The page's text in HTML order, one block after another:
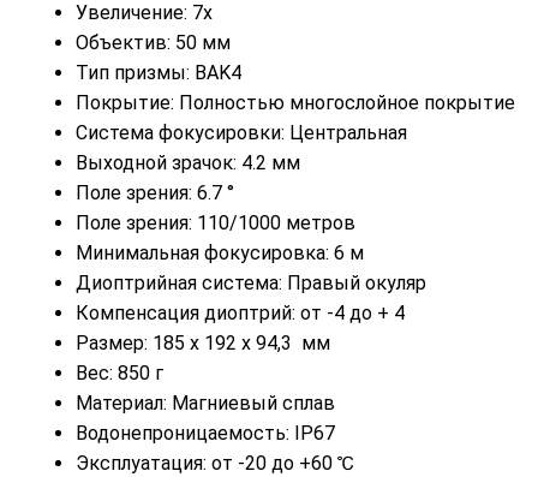
Увеличение: 7x
Объектив: 50 мм
Тип призмы: BAK4
Покрытие: Полностью многослойное покрытие
Система фокусировки: Центральная
Выходной зрачок: 4.2 мм
Поле зрения: 6.7 °
Поле зрения: 110/1000 метров
Минимальная фокусировка: 6 м
Диоптрийная система: Правый окуляр
Компенсация диоптрий: от -4 до + 4
Размер: 185 x 192 x 94,3 мм
Вес: 850 г
Материал: Магниевый сплав
Водонепроницаемость: IP67
Эксплуатация: от -20 до +60 ℃